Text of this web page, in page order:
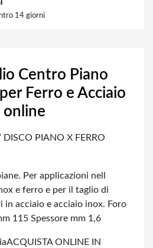
14 giorni
Centro Piano
Ferro e Acciaio
online
DISCO PIANO X FERRO
Per applicazioni nell
e ferro e per il taglio di
in acciaio e acciaio inox. Foro
115 Spessore mm 1,6
ACQUISTA ONLINE IN